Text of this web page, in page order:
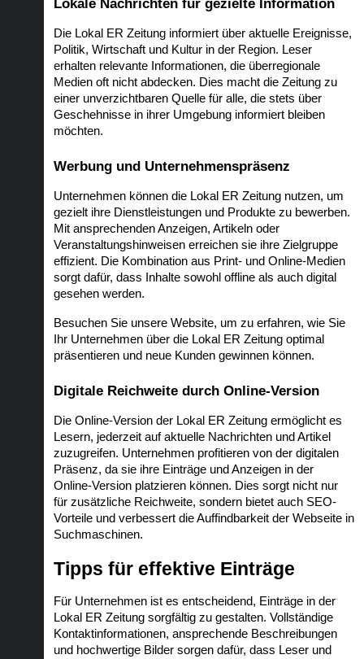
Lokale Nachrichten für gezielte Information
Die Lokal ER Zeitung informiert über aktuelle Ereignisse,
Politik, Wirtschaft und Kultur in der Region. Leser
erhalten relevante Informationen, die überregionale
Medien oft nicht abdecken. Dies macht die Zeitung zu
einer unverzichtbaren Quelle für alle, die stets über
Geschehnisse in ihrer Umgebung informiert bleiben
möchten.
Werbung und Unternehmenspräsenz
Unternehmen können die Lokal ER Zeitung nutzen, um
gezielt ihre Dienstleistungen und Produkte zu bewerben.
Mit ansprechenden Anzeigen, Artikeln oder
Veranstaltungshinweisen erreichen sie ihre Zielgruppe
effizient. Die Kombination aus Print- und Online-Medien
sorgt dafür, dass Inhalte sowohl offline als auch digital
gesehen werden.
Besuchen Sie unsere Website, um zu erfahren, wie Sie
Ihr Unternehmen über die Lokal ER Zeitung optimal
präsentieren und neue Kunden gewinnen können.
Digitale Reichweite durch Online-Version
Die Online-Version der Lokal ER Zeitung ermöglicht es
Lesern, jederzeit auf aktuelle Nachrichten und Artikel
zuzugreifen. Unternehmen profitieren von der digitalen
Präsenz, da sie ihre Einträge und Anzeigen in der
Online-Version platzieren können. Dies sorgt nicht nur
für zusätzliche Reichweite, sondern bietet auch SEO-
Vorteile und verbessert die Auffindbarkeit der Webseite in
Suchmaschinen.
Tipps für effektive Einträge
Für Unternehmen ist es entscheidend, Einträge in der
Lokal ER Zeitung sorgfältig zu gestalten. Vollständige
Kontaktinformationen, ansprechende Beschreibungen
und hochwertige Bilder sorgen dafür, dass Leser und